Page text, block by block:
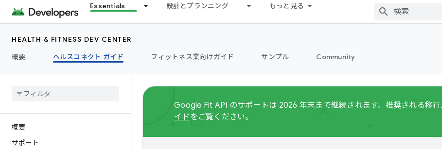
Essentials 設計とプランニング もっと見る
HEALTH & FITNESS DEV CENTER
概要
ヘルスコネクト ガイド フィットネス業向けガイド サンプル Community
概要
サポート
Google Fit API のサポートは 2026 年末まで継続されます。推奨される移
イド をご覧ください。